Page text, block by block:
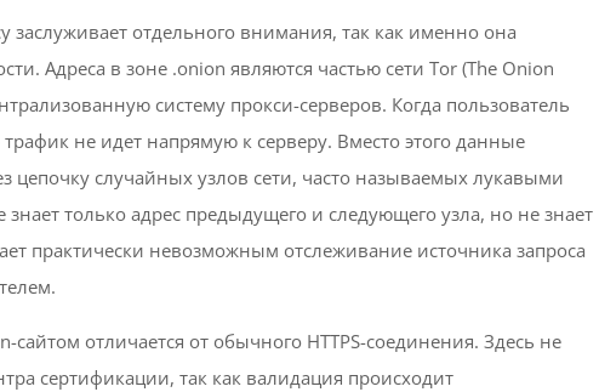
заслуживает отдельного внимания, так как именно она
Адреса в зоне .onion являются частью сети Tor (The Onion
систему прокси-серверов. Когда пользователь
не идет напрямую к серверу. Вместо этого данные
цепочку случайных узлов сети, часто называемых лукавыми
только адрес предыдущего и следующего узла, но не знает
практически невозможным отслеживание источника запроса
отличается от обычного HTTPS-соединения. Здесь не
сертификации, так как валидация происходит